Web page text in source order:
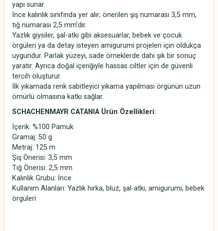
yapı sunar.
İnce kalınlık sınıfında yer alır; önerilen şiş numarası 3,5 mm,
tığ numarası 2,5 mm’dir.
Yazlık giysiler, şal-atkı gibi aksesuarlar, bebek ve çocuk
örgüleri ya da detay isteyen amigurumi projeleri için oldukça
uygundur. Parlak yüzeyi, sade örneklerde dahi şık bir sonuç
yaratır. Ayrıca doğal içeriğiyle hassas ciltler için de güvenli
tercih oluşturur.
İlk yıkamada renk sabitleyici yıkama yapılması örgünün uzun
ömürlü olmasına katkı sağlar.
SCHACHENMAYR CATANIA Ürün Özellikleri:
İçerik: %100 Pamuk
Gramaj: 50 g
Metraj: 125 m
Şiş Önerisi: 3,5 mm
Tığ Önerisi: 2,5 mm
Kalınlık Grubu: İnce
Kullanım Alanları: Yazlık hırka, bluz, şal-atkı, amigurumi, bebek
örgüleri